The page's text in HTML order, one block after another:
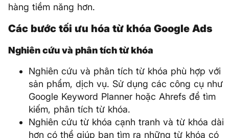
hàng tiềm năng hơn.
Các bước tối ưu hóa từ khóa Google Ads
Nghiên cứu và phân tích từ khóa
Nghiên cứu và phân tích từ khóa phù hợp với
sản phẩm, dịch vụ. Sử dụng các công cụ như
Google Keyword Planner hoặc Ahrefs để tìm
kiếm, phân tích từ khóa.
Nghiên cứu từ khóa cạnh tranh và từ khóa dài
hơn có thể giúp bạn tìm ra những từ khóa có